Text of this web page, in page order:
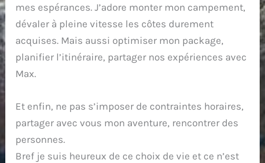
mes espérances. J’adore monter mon campement,
dévaler à pleine vitesse les côtes durement
acquises. Mais aussi optimiser mon package,
planifier l’itinéraire, partager nos expériences avec
Max.
Et enfin, ne pas s’imposer de contraintes horaires,
partager avec vous mon aventure, rencontrer des
personnes.
Bref je suis heureux de ce choix de vie et ce n’est